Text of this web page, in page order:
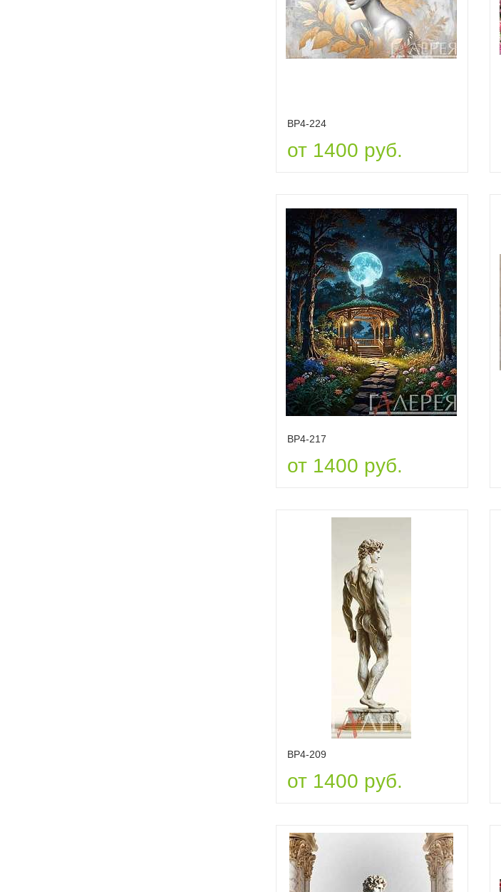
ВР4-224
от 1400 руб.
ВР4-217
от 1400 руб.
ВР4-209
от 1400 руб.